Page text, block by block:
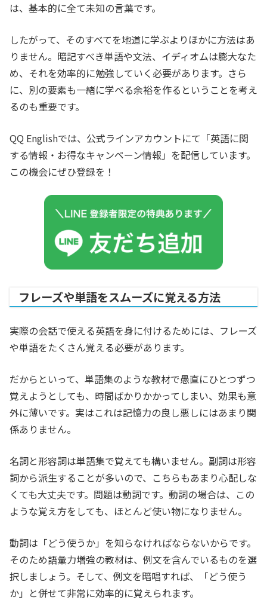
は、基本的に全て未知の言葉です。
したがって、そのすべてを地道に学ぶよりほかに方法はあ
りません。暗記すべき単語や文法、イディオムは膨大なた
め、それを効率的に勉強していく必要があります。さら
に、別の要素も一緒に学べる余裕を作るということを考え
るのも重要です。
QQ Englishでは、公式ラインアカウントにて「英語に関
する情報・お得なキャンペーン情報」を配信しています。
この機会にぜひ登録を！
フレーズや単語をスムーズに覚える方法
実際の会話で使える英語を身に付けるためには、フレーズ
や単語をたくさん覚える必要があります。
だからといって、単語集のような教材で愚直にひとつずつ
覚えようとしても、時間ばかりかかってしまい、効果も意
外に薄いです。実はこれは記憶力の良し悪しにはあまり関
係ありません。
名詞と形容詞は単語集で覚えても構いません。副詞は形容
詞から派生することが多いので、こちらもあまり心配しな
くても大丈夫です。問題は動詞です。動詞の場合は、この
ような覚え方をしても、ほとんど使い物になりません。
動詞は「どう使うか」を知らなければならないからです。
そのため語彙力増強の教材は、例文を含んでいるものを選
択しましょう。そして、例文を暗唱すれば、「どう使う
か」と併せて非常に効率的に覚えられます。